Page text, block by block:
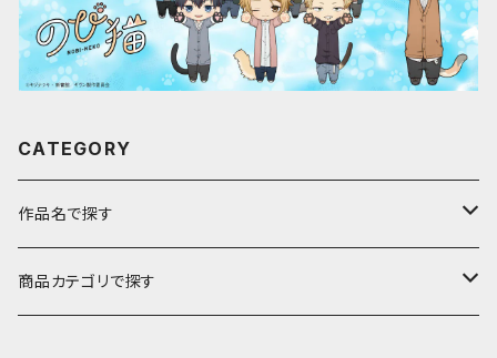
CATEGORY
作品名で探す
ア行
商品カテゴリで探す